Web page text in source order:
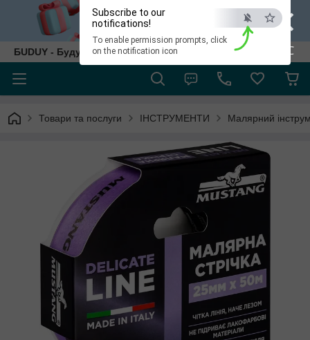
×
ESC
Subscribe to our
notifications!
To enable permission prompts, click
on the notification icon
БUDUY - Будуй як собі!
Товари та послуги ІНСТРУМЕНТИ Малярний